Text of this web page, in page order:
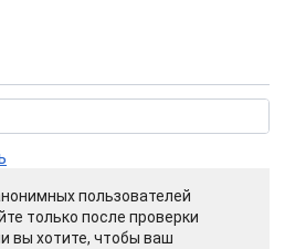
пользователей
только после проверки
вы хотите, чтобы ваш